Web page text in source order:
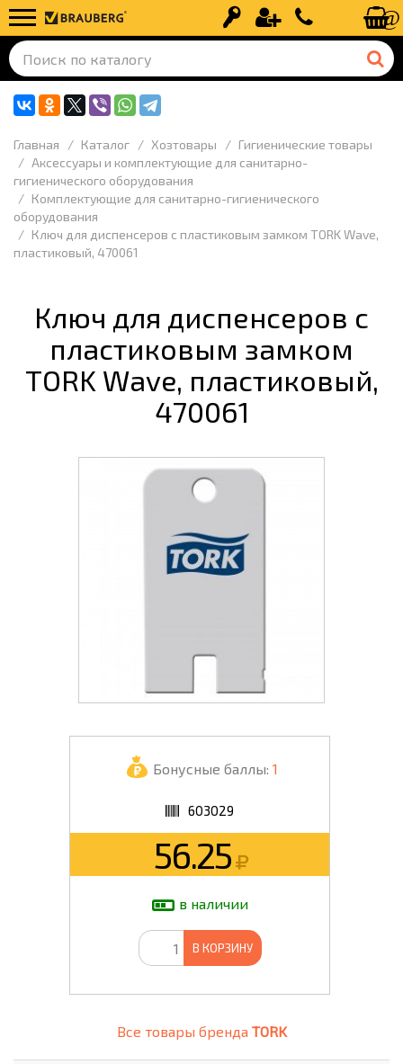
Вход Регистрация+7 (499) 110-
Главная Каталог Хозтовары
Гигиенические товары
Аксессуары и комплектующие для санитарно-
гигиенического оборудования
Комплектующие для санитарно-гигиенического
оборудования
Ключ для диспенсеров с пластиковым замком TORK Wave,
пластиковый, 470061
Ключ для диспенсеров с
пластиковым замком
TORK Wave, пластиковый,
470061
Бонусные баллы: 1
603029
56.25
в наличии
В КОРЗИНУ
Все товары бренда TORK